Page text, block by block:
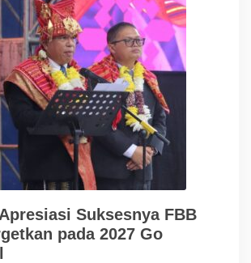
Suksesnya FBB
pada 2027 Go